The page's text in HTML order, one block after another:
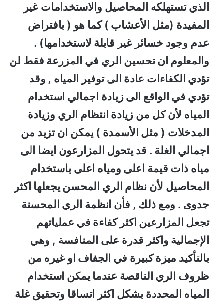
الذي تستهلكه المحاصيل والاستخدامات غير
المفيدة (مثل الأعشاب ) كما هو ( بافتراض
عدم وجود خسائر غير قابلة لاستخدامها) .
والمعلوم ان تحسين الري في المزرعة فقط لن
تؤدي الكفاءات عادة الى توفير المياه , وقد
تؤدي في الواقع الى زيادة اجمالي استخدام
المياه لأن كل من زيادة انتظام الري وزيادة
المدخلات ( مثل الأسمدة ) يمكن ان تزيد من
اجمالي الغلة . قد يتحول المزارعون ايضا الى
مياه ذات قيمة اعلى ومياه اعلى باستخدام
المحاصيل لأن نظام الري المحسن يجعلها اكثر
جدوى . ومع ذلك , فأن انظمة الري المحسنة
تجعل المزارعين اكثر كفاءة في عملياتهم
الإجمالية واكثر قدرة على المنافسة , وهي
بالتأكيد ميزة كبيرة في الجفاف او غيره من
ظروف الري الناقصة عندما يمكن استخدام
المياه المحددة بشكل اكثر اتساقا وتحقيق غلة